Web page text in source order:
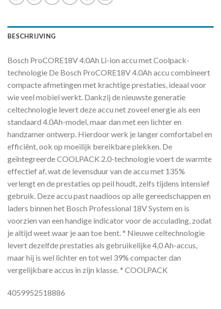
BESCHRIJVING
Bosch ProCORE18V 4.0Ah Li-ion accu met Coolpack-
technologie De Bosch ProCORE18V 4.0Ah accu combineert
compacte afmetingen met krachtige prestaties, ideaal voor
wie veel mobiel werkt. Dankzij de nieuwste generatie
celtechnologie levert deze accu net zoveel energie als een
standaard 4.0Ah-model, maar dan met een lichter en
handzamer ontwerp. Hierdoor werk je langer comfortabel en
efficiënt, ook op moeilijk bereikbare plekken. De
geïntegreerde COOLPACK 2.0-technologie voert de warmte
effectief af, wat de levensduur van de accu met 135%
verlengt en de prestaties op peil houdt, zelfs tijdens intensief
gebruik. Deze accu past naadloos op alle gereedschappen en
laders binnen het Bosch Professional 18V System en is
voorzien van een handige indicator voor de acculading, zodat
je altijd weet waar je aan toe bent. * Nieuwe celtechnologie
levert dezelfde prestaties als gebruikelijke 4,0 Ah-accus,
maar hij is wel lichter en tot wel 39% compacter dan
vergelijkbare accus in zijn klasse. * COOLPACK
4059952518886